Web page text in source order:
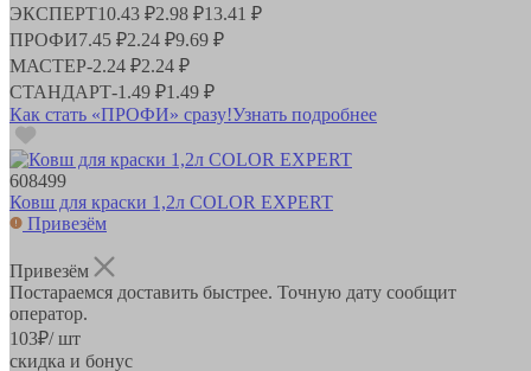
ЭКСПЕРТ10.43 ₽2.98 ₽13.41 ₽
ПРОФИ7.45 ₽2.24 ₽9.69 ₽
МАСТЕР-2.24 ₽2.24 ₽
СТАНДАРТ-1.49 ₽1.49 ₽
Как стать «ПРОФИ» сразу!Узнать подробнее
608499
Ковш для краски 1,2л COLOR EXPERT
Привезём
Привезём
Постараемся доставить быстрее. Точную дату сообщит
оператор.
103₽/ шт
скидка и бонус